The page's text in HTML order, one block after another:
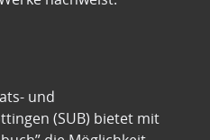
und
(SUB) bietet mit